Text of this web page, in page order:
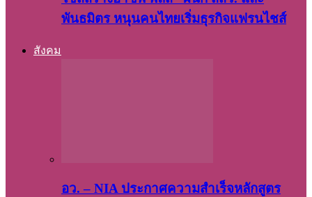
พันธมิตร หนุนคนไทยเริ่มธุรกิจแฟรนไชส์
สังคม
อว. – NIA ประกาศความสำเร็จหลักสูตร